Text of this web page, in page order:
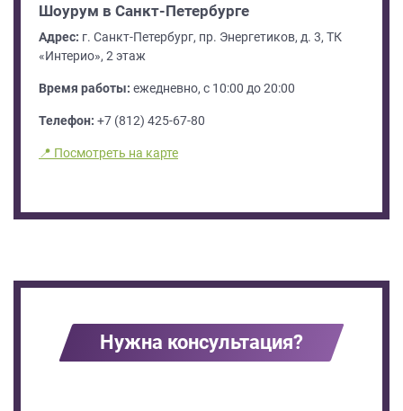
Шоурум в Санкт-Петербурге
Адрес: г. Санкт-Петербург, пр. Энергетиков, д. 3, ТК
«Интерио», 2 этаж
Время работы: ежедневно, с 10:00 до 20:00
Телефон: +7 (812) 425-67-80
📍 Посмотреть на карте
Нужна консультация?